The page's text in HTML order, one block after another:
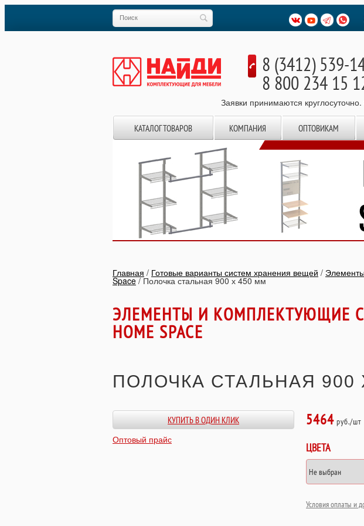
8 (3412) 539-
8 800 234 15
Заявки принимаются
КАТАЛОГ ТОВАРОВ КОМПАНИЯ ОПТОВИКАМ
Главная / Готовые варианты систем хранения вещей /
Space/Полочка стальная 900 х 450 мм
ЭЛЕМЕНТЫ И КОМПЛЕКТУЮЩИЕ
HOME SPACE
ПОЛОЧКА СТАЛЬНАЯ 900
КУПИТЬ В ОДИН КЛИК
Оптовый прайс
5464 руб./шт
ЦВЕТА
Условия оплаты и